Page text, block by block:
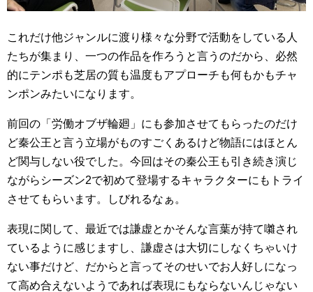
これだけ他ジャンルに渡り様々な分野で活動をしている人
たちが集まり、一つの作品を作ろうと言うのだから、必然
的にテンポも芝居の質も温度もアプローチも何もかもチャ
ンポンみたいになります。
前回の「労働オブザ輪廻」にも参加させてもらったのだけ
ど秦公王と言う立場がものすごくあるけど物語にはほとん
ど関与しない役でした。今回はその秦公王も引き続き演じ
ながらシーズン2で初めて登場するキャラクターにもトライ
させてもらいます。しびれるなぁ。
表現に関して、最近では謙虚とかそんな言葉が持て囃され
ているように感じますし、謙虚さは大切にしなくちゃいけ
ない事だけど、だからと言ってそのせいでお人好しになっ
て高め合えないようであれば表現にもならないんじゃない